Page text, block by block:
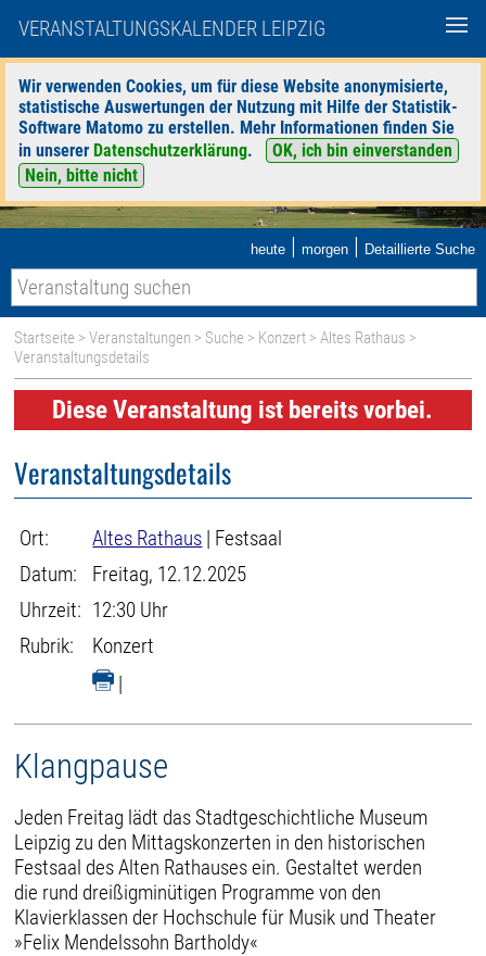
VERANSTALTUNGSKALENDER LEIPZIG
Wir verwenden Cookies, um für diese Website anonymisierte,
statistische Auswertungen der Nutzung mit Hilfe der Statistik-
Software Matomo zu erstellen. Mehr Informationen finden Sie
in unserer Datenschutzerklärung.
OK, ich bin einverstanden
Nein, bitte nicht
heute | morgen | Detaillierte Suche
Startseite >Veranstaltungen > Suche > Konzert >Altes Rathaus >
Veranstaltungsdetails
Diese Veranstaltung ist bereits vorbei.
Veranstaltungsdetails
Ort: Altes Rathaus | Festsaal
Datum:
Freitag, 12.12.2025
Uhrzeit: 12:30 Uhr
Rubrik:
Konzert
|
Klangpause
Jeden Freitag lädt das Stadtgeschichtliche Museum
Leipzig zu den Mittagskonzerten in den historischen
Festsaal des Alten Rathauses ein. Gestaltet werden
die rund dreißigminütigen Programme von den
Klavierklassen der Hochschule für Musik und Theater
»Felix Mendelssohn Bartholdy«